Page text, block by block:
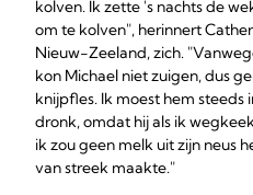
kolven. Ik zette 's nachts de
om te kolven", herinnert
Nieuw-Zeeland, zich.
kon Michael niet zuigen, dus
knijpfles. Ik moest hem steeds
dronk, omdat hij als ik
ik zou geen melk uit zijn neus
van streek maakte."